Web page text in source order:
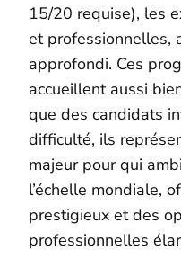
15/20 requise), les
et professionnelles,
approfondi. Ces
accueillent aussi
que des candidats
difficulté, ils
majeur pour qui
l’échelle mondiale,
prestigieux et des
professionnelles